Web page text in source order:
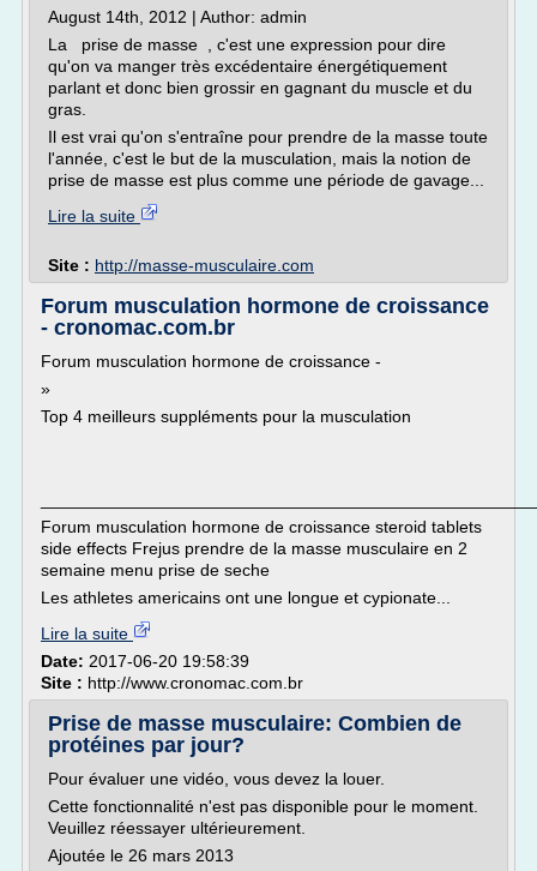
August 14th, 2012 | Author: admin
La prise de masse , c'est une expression pour dire
qu'on va manger très excédentaire énergétiquement
parlant et donc bien grossir en gagnant du muscle et du
gras.
Il est vrai qu'on s'entraîne pour prendre de la masse toute
l'année, c'est le but de la musculation, mais la notion de
prise de masse est plus comme une période de gavage...
Lire la suite
Site : http://masse-musculaire.com
Forum musculation hormone de croissance
- cronomac.com.br
Forum musculation hormone de croissance -
»
Top 4 meilleurs suppléments pour la musculation
Forum musculation hormone de croissance steroid tablets
side effects Frejus prendre de la masse musculaire en 2
semaine menu prise de seche
Les athletes americains ont une longue et cypionate...
Lire la suite
Date: 2017-06-20 19:58:39
Site : http://www.cronomac.com.br
Prise de masse musculaire: Combien de
protéines par jour?
Pour évaluer une vidéo, vous devez la louer.
Cette fonctionnalité n'est pas disponible pour le moment.
Veuillez réessayer ultérieurement.
Ajoutée le 26 mars 2013